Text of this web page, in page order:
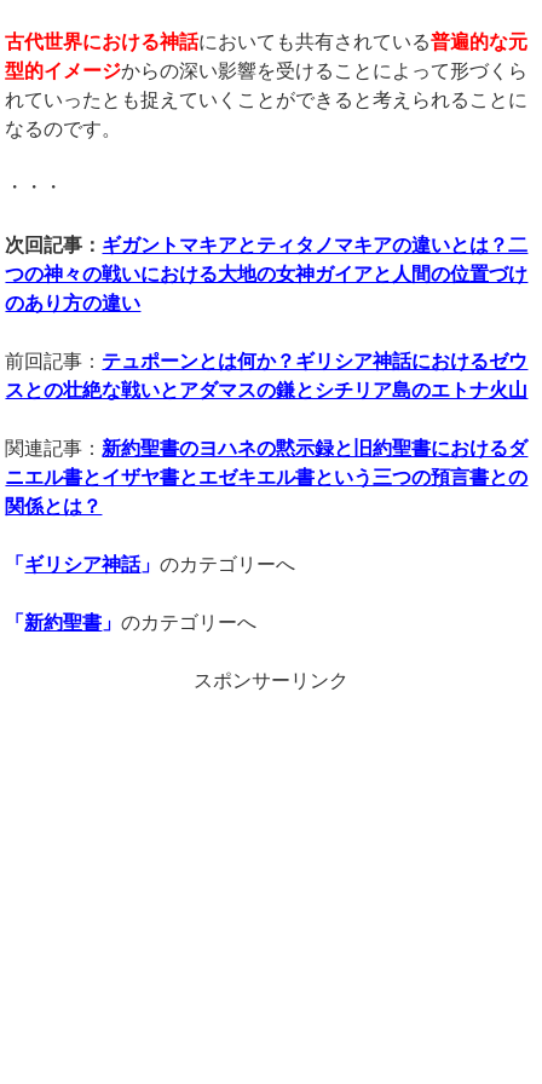
古代世界における神話においても共有されている普遍的な元
型的イメージからの深い影響を受けることによって形づくら
れていったとも捉えていくことができると考えられることに
なるのです。
・・・
次回記事： ギガントマキアとティタノマキアの違いとは？二
つの神々の戦いにおける大地の女神ガイアと人間の位置づけ
のあり方の違い
前回記事： テュポーンとは何か？ギリシア神話におけるゼウ
スとの壮絶な戦いとアダマスの鎌とシチリア島のエトナ火山
関連記事：新約聖書のヨハネの黙示録と旧約聖書におけるダ
ニエル書とイザヤ書とエゼキエル書という三つの預言書との
関係とは？
「 ギリシア神話」のカテゴリーへ
「新約聖書 」のカテゴリーへ
スポンサーリンク